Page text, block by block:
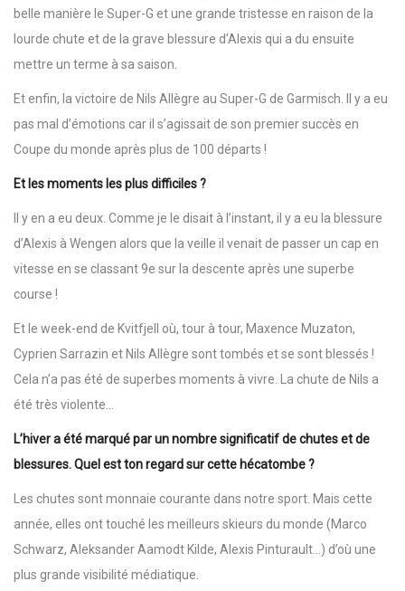
belle manière le Super-G et une grande tristesse en raison de la
lourde chute et de la grave blessure d’Alexis qui a du ensuite
mettre un terme à sa saison.
Et enfin, la victoire de Nils Allègre au Super-G de Garmisch. Il y a eu
pas mal d’émotions car il s’agissait de son premier succès en
Coupe du monde après plus de 100 départs !
Et les moments les plus difficiles ?
Il y en a eu deux. Comme je le disait à l’instant, il y a eu la blessure
d’Alexis à Wengen alors que la veille il venait de passer un cap en
vitesse en se classant 9e sur la descente après une superbe
course !
Et le week-end de Kvitfjell où, tour à tour, Maxence Muzaton,
Cyprien Sarrazin et Nils Allègre sont tombés et se sont blessés !
Cela n’a pas été de superbes moments à vivre. La chute de Nils a
été très violente…
L’hiver a été marqué par un nombre significatif de chutes et de
blessures. Quel est ton regard sur cette hécatombe ?
Les chutes sont monnaie courante dans notre sport. Mais cette
année, elles ont touché les meilleurs skieurs du monde (Marco
Schwarz, Aleksander Aamodt Kilde, Alexis Pinturault…) d’où une
plus grande visibilité médiatique.